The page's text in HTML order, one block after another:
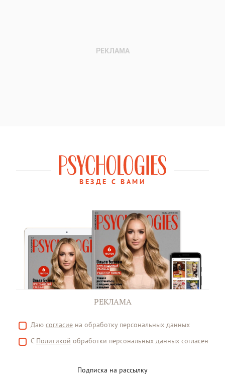
ВЕЗДЕ С ВАМИ
РЕКЛАМА
Даю согласие на обработку персональных данных
С Политикой обработки персональных данных согласен
Подписка на рассылку